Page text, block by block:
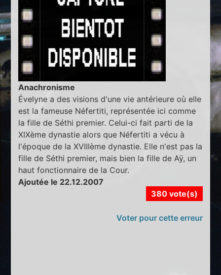
Anachronisme
Évelyne a des visions d'une vie antérieure où elle
est la fameuse Néfertiti, représentée ici comme
la fille de Séthi premier. Celui-ci fait parti de la
XIXème dynastie alors que Néfertiti a vécu à
l'époque de la XVIIIème dynastie. Elle n'est pas la
fille de Séthi premier, mais bien la fille de Aÿ, un
haut fonctionnaire de la Cour.
Ajoutée le 22.12.2007
380 vote(s)
Voter pour cette erreur